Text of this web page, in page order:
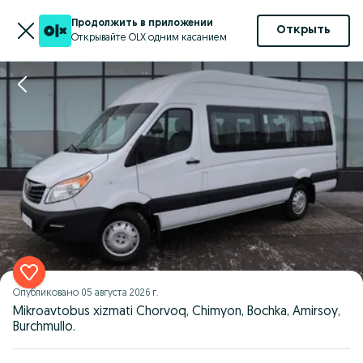
Продолжить в приложении
Открывайте OLX одним касанием
Открыть
Опубликовано 05 августа 2026 г.
Mikroavtobus xizmati Chorvoq, Chimyon, Bochka, Amirsoy,
Burchmullo.